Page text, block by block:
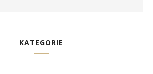
KATEGORIE